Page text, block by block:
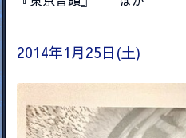
2014年1月25日(土)